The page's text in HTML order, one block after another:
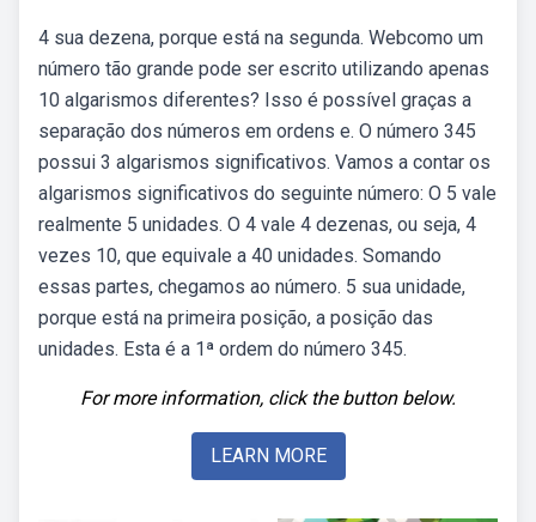
4 sua dezena, porque está na segunda. Webcomo um
número tão grande pode ser escrito utilizando apenas
10 algarismos diferentes? Isso é possível graças a
separação dos números em ordens e. O número 345
possui 3 algarismos significativos. Vamos a contar os
algarismos significativos do seguinte número: O 5 vale
realmente 5 unidades. O 4 vale 4 dezenas, ou seja, 4
vezes 10, que equivale a 40 unidades. Somando
essas partes, chegamos ao número. 5 sua unidade,
porque está na primeira posição, a posição das
unidades. Esta é a 1ª ordem do número 345.
For more information, click the button below.
LEARN MORE